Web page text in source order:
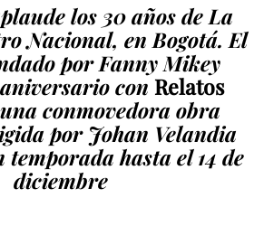
los 30 años de La
Nacional, en Bogotá. El
por Fanny Mikey
con Relatos
conmovedora obra
por Johan Velandia
temporada hasta el 14 de
diciembre